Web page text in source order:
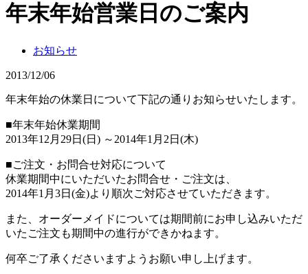
年末年始営業日のご案内
お知らせ
2013/12/06
年末年始の休業日について下記の通りお知らせいたします。
■年末年始休業期間
2013年12月29日(日) ～2014年1月2日(木)
■ご注文・お問合せ対応について
休業期間中にいただいたお問合せ・ご注文は、
2014年1月3日(金)より順次ご対応させていただきます。
また、オーダーメイドについては期間前にお申し込みいただ
いたご注文も期間中の進行ができかねます。
何卒ご了承くださいますようお願い申し上げます。